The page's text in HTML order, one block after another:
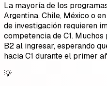
La mayoría de los
Argentina, Chile, México o
de investigación requieren
competencia de C1.
B2 al ingresar, esperando
hacia C1 durante el primer
💡